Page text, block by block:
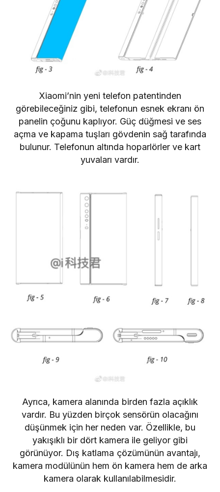
Xiaomi’nin yeni telefon patentinden
görebileceğiniz gibi, telefonun esnek ekranı ön
panelin çoğunu kaplıyor. Güç düğmesi ve ses
açma ve kapama tuşları gövdenin sağ tarafında
bulunur. Telefonun altında hoparlörler ve kart
yuvaları vardır.
Ayrıca, kamera alanında birden fazla açıklık
vardır. Bu yüzden birçok sensörün olacağını
düşünmek için her neden var. Özellikle, bu
yakışıklı bir dört kamera ile geliyor gibi
görünüyor. Dış katlama çözümünün avantajı,
kamera modülünün hem ön kamera hem de arka
kamera olarak kullanılabilmesidir.